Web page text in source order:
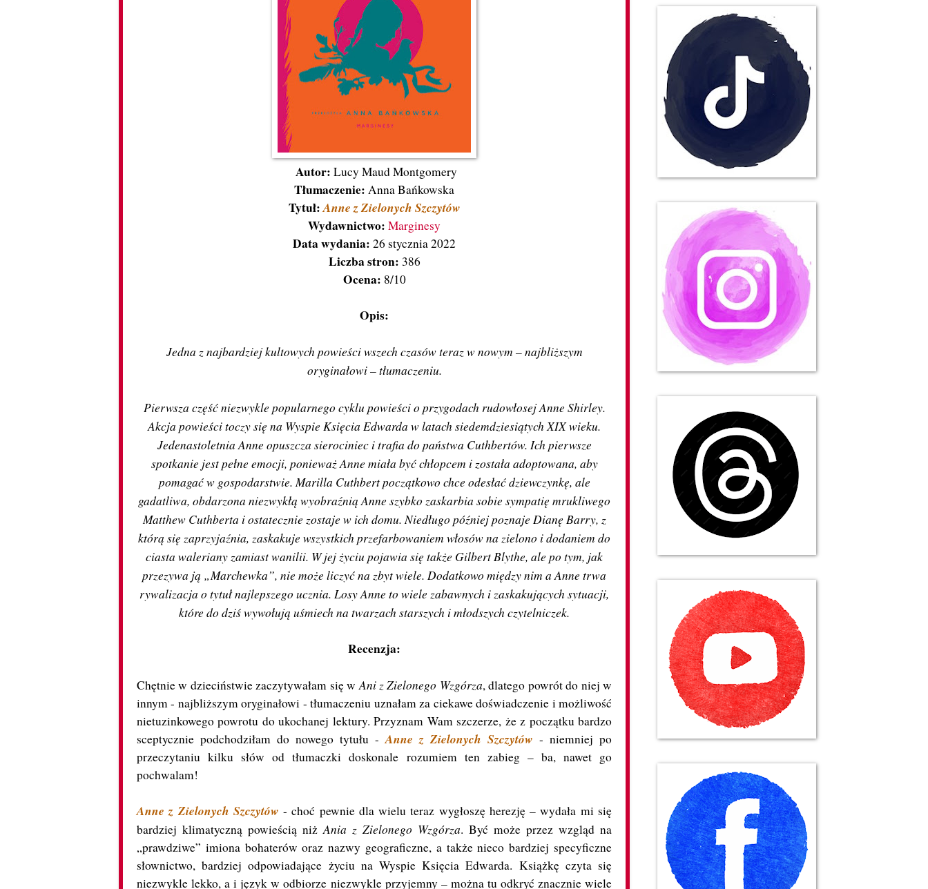
Autor: Lucy Maud Montgomery
Tłumaczenie: Anna Bańkowska
Tytuł:Anne z Zielonych Szczytów
Wydawnictwo: Marginesy
Data wydania: 26 stycznia 2022
Liczba stron: 386
Ocena: 8/10
Opis:
Jedna z najbardziej kultowych powieści wszech czasów teraz w nowym – najbliższym
oryginałowi – tłumaczeniu.
Pierwsza część niezwykle popularnego cyklu powieści o przygodach rudowłosej Anne Shirley.
Akcja powieści toczy się na Wyspie Księcia Edwarda w latach siedemdziesiątych XIX wieku.
Jedenastoletnia Anne opuszcza sierociniec i trafia do państwa Cuthbertów. Ich pierwsze
spotkanie jest pełne emocji, ponieważ Anne miała być chłopcem i została adoptowana, aby
pomagać w gospodarstwie. Marilla Cuthbert początkowo chce odesłać dziewczynkę, ale
gadatliwa, obdarzona niezwykłą wyobraźnią Anne szybko zaskarbia sobie sympatię mrukliwego
Matthew Cuthberta i ostatecznie zostaje w ich domu. Niedługo później poznaje Dianę Barry, z
którą się zaprzyjaźnia, zaskakuje wszystkich przefarbowaniem włosów na zielono i dodaniem do
ciasta waleriany zamiast wanilii. W jej życiu pojawia się także Gilbert Blythe, ale po tym, jak
przezywa ją „Marchewka”, nie może liczyć na zbyt wiele. Dodatkowo między nim a Anne trwa
rywalizacja o tytuł najlepszego ucznia. Losy Anne to wiele zabawnych i zaskakujących sytuacji,
które do dziś wywołują uśmiech na twarzach starszych i młodszych czytelniczek.
Recenzja:
Chętnie w dzieciństwie zaczytywałam się w Ani z Zielonego Wzgórza, dlatego powrót do niej w
innym - najbliższym oryginałowi - tłumaczeniu uznałam za ciekawe doświadczenie i możliwość
nietuzinkowego powrotu do ukochanej lektury. Przyznam Wam szczerze, że z początku bardzo
sceptycznie podchodziłam do nowego tytułu - Anne z Zielonych Szczytów - niemniej po
przeczytaniu kilku słów od tłumaczki doskonale rozumiem ten zabieg – ba, nawet go
pochwalam!
Anne z Zielonych Szczytów - choć pewnie dla wielu teraz wygłoszę herezję – wydała mi się
bardziej klimatyczną powieścią niż Ania z Zielonego Wzgórza. Być może przez wzgląd na
„prawdziwe” imiona bohaterów oraz nazwy geograficzne, a także nieco bardziej specyficzne
słownictwo, bardziej odpowiadające życiu na Wyspie Księcia Edwarda. Książkę czyta się
niezwykle lekko, a i język w odbiorze niezwykle przyjemny – można tu odkryć znacznie wiele